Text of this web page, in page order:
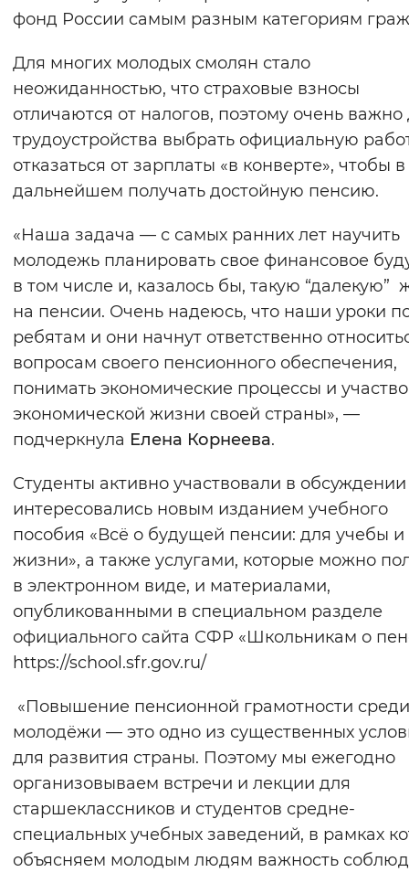
Воспроизвести Остановить
Вернуть стандартные настройки
фонд России самым разным категориям
Для многих молодых смолян стало
неожиданностью, что страховые взносы
отличаются от налогов, поэтому очень важно
трудоустройства выбрать официальную
отказаться от зарплаты «в конверте», чтобы в
дальнейшем получать достойную пенсию.
«Наша задача — с самых ранних лет научить
молодежь планировать свое финансовое
в том числе и, казалось бы, такую “далекую”
на пенсии. Очень надеюсь, что наши уроки
ребятам и они начнут ответственно
вопросам своего пенсионного обеспечения,
понимать экономические процессы и
экономической жизни своей страны», —
подчеркнула Елена Корнеева.
Студенты активно участвовали в
интересовались новым изданием учебного
пособия «Всё о будущей пенсии: для учебы и
жизни», а также услугами, которые можно
в электронном виде, и материалами,
опубликованными в специальном разделе
официального сайта СФР «Школьникам о
https://school.sfr.gov.ru/
«Повышение пенсионной грамотности среди
молодёжи — это одно из существенных
для развития страны. Поэтому мы ежегодно
организовываем встречи и лекции для
старшеклассников и студентов средне-
специальных учебных заведений, в рамках
объясняем молодым людям важность